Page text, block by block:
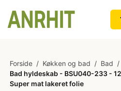
Forside / Køkken og bad / Bad /
Bad hyldeskab - BSU040-233 -
Super mat lakeret folie